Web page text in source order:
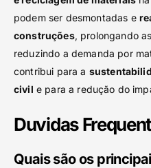
podem ser desmontadas e
construções, prolongando
reduzindo a demanda por
contribui para a
civil e para a redução do
Duvidas
Quais são os